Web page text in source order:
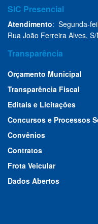
SIC Presencial
Atendimento: Segunda-
Rua João Ferreira Alves,
Transparência
Orçamento Municipal
Transparência Fiscal
Editais e Licitações
Concursos e Processos
Convênios
Contratos
Frota Veicular
Dados Abertos